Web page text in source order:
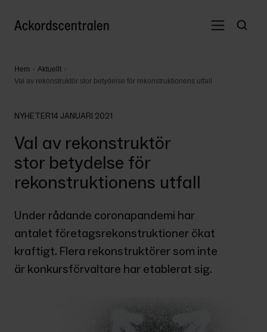
Hem
Aktuellt
Val av rekonstruktör stor betydelse för rekonstruktionens utfall
NYHETER14 JANUARI 2021
Val av rekonstruktör
stor betydelse för
rekonstruktionens utfall
Under rådande coronapandemi har
antalet företagsrekonstruktioner ökat
kraftigt. Flera rekonstruktörer som inte
är konkursförvaltare har etablerat sig.